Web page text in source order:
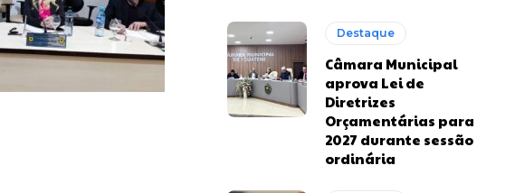
Destaque
Câmara Municipal
aprova Lei de
Diretrizes
Orçamentárias para
2027 durante sessão
ordinária